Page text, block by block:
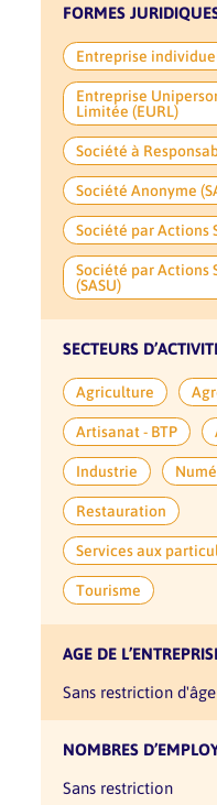
FORMES
Entreprise
Entreprise
Limitée (EURL)
Société à
Société Anonyme
Société par Actions
Société par
(SASU)
SECTEURS
Agriculture
Artisanat - BTP
Industrie
Restauration
Services aux
Tourisme
AGE DE
sans restriction d'âge
NOMBRES
sans restriction